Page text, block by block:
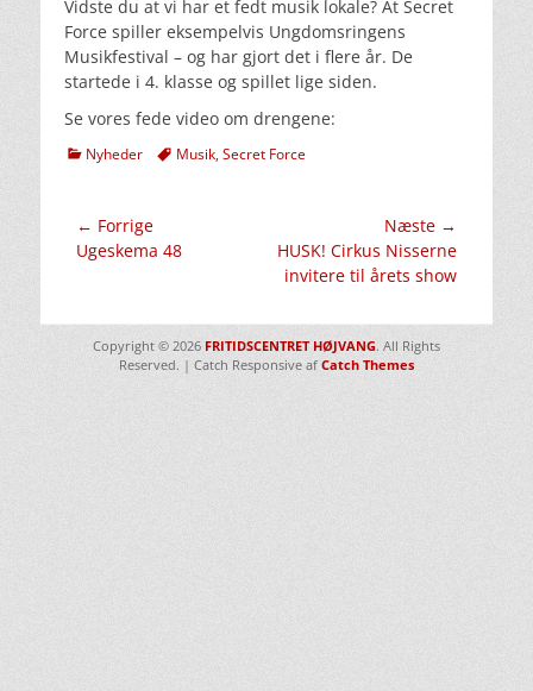
Vidste du at vi har et fedt musik lokale? At Secret
Force spiller eksempelvis Ungdomsringens
Musikfestival – og har gjort det i flere år. De
startede i 4. klasse og spillet lige siden.
Se vores fede video om drengene:
kategorier
Nyheder TagsMusik, Secret Force
Indlægsnavigation
← Forrige
Forrige
Ugeskema 48
Næste →
Næste
indlæg:
HUSK! Cirkus Nisserne
invitere til årets show
Copyright © 2026 FRITIDSCENTRET HØJVANG. All Rights
Reserved. | Catch Responsive af Catch Themes